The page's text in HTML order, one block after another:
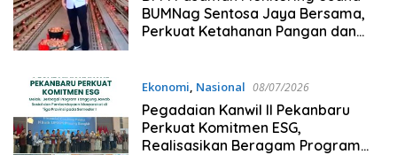
BUMNag Sentosa Jaya Bersama,
Perkuat Ketahanan Pangan dan
Ekonomi, Nasional 08/07/2026
Pegadaian Kanwil II Pekanbaru
Perkuat Komitmen ESG,
Realisasikan Beragam Program